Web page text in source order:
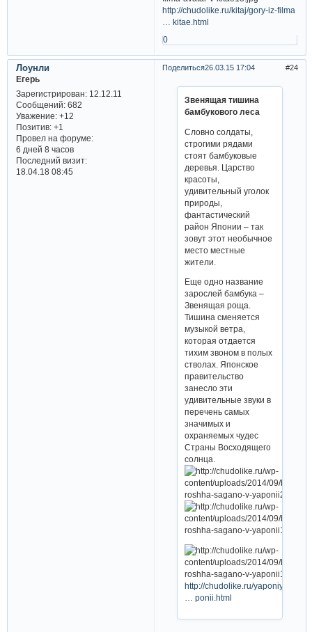
http://chudolike.ru/kitaj/gory-iz-filma
… kitae.html
0
Поделиться 24
26.03.15 17:04
Лоунли
Егерь
Зарегистрирован: 12.12.11
Сообщений:682
Уважение: +12
Позитив: +1
Провел на форуме:
6 дней 8 часов
Последний визит:
18.04.18 08:45
Звенящая тишина
бамбукового леса
Словно солдаты,
строгими рядами
стоят бамбуковые
деревья. Царство
красоты,
удивительный уголок
природы,
фантастический
район Японии – так
зовут этот необычное
место местные
жители.
Еще одно название
зарослей бамбука –
Звенящая роща.
Тишина сменяется
музыкой ветра,
которая отдается
тихим звоном в полых
стволах. Японское
правительство
занесло эти
удивительные звуки в
перечень самых
значимых и
охраняемых чудес
Страны Восходящего
солнца.
http://chudolike.ru/yaponiya/
… ponii.html